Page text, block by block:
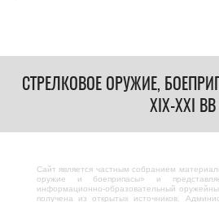
СТРЕЛКОВОЕ ОРУЖИЕ,
XIX-XXI ВВ
Сайт является частным собранием
оружие и боеприпасы» и
информационно-образовательный
получена из открытых источников.